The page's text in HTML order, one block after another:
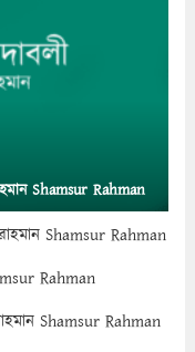
Shamsur Rahman
Shamsur Rahman
Rahman
Shamsur Rahman